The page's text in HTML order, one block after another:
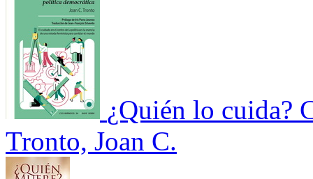
¿Quién lo cuida?
Tronto, Joan C.